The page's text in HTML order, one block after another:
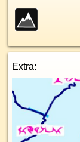
Extra: